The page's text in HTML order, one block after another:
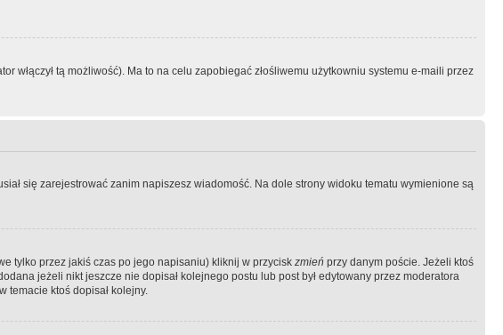
włączył tą możliwość). Ma to na celu zapobiegać złośliwemu użytkowniu systemu e-maili przez
się zarejestrować zanim napiszesz wiadomość. Na dole strony widoku tematu wymienione są
tylko przez jakiś czas po jego napisaniu) kliknij w przycisk zmień przy danym poście. Jeżeli ktoś
jeżeli nikt jeszcze nie dopisał kolejnego postu lub post był edytowany przez moderatora
temacie ktoś dopisał kolejny.